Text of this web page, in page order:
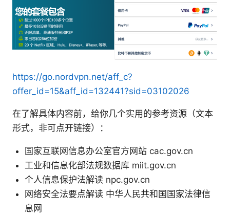
https://go.nordvpn.net/aff_c?
offer_id=15&aff_id=132441?sid=03102026
在了解具体内容前，给你几个实用的参考资源（文本
形式，非可点开链接）：
国家互联网信息办公室官方网站 cac.gov.cn
工业和信息化部法规数据库 miit.gov.cn
个人信息保护法解读 npc.gov.cn
网络安全法要点解读 中华人民共和国国家法律信
息网